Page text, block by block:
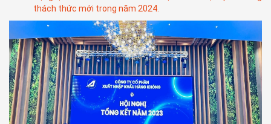
thách thức mới trong năm 2024.